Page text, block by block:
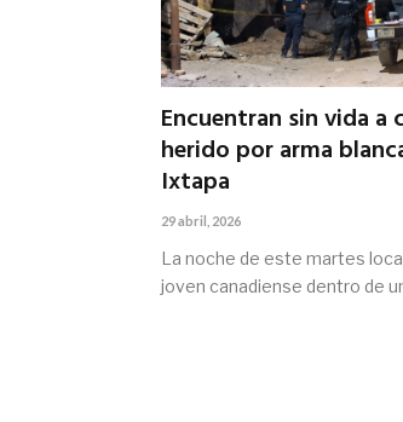
Encuentran sin vida a
herido por arma
Ixtapa
29 abril, 2026
La noche de este martes
joven canadiense dentro de